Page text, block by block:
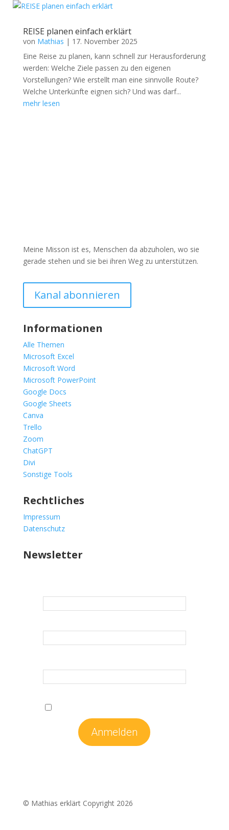
REISE planen einfach erklärt
von Mathias | 17. November 2025
Eine Reise zu planen, kann schnell zur Herausforderung
werden: Welche Ziele passen zu den eigenen
Vorstellungen? Wie erstellt man eine sinnvolle Route?
Welche Unterkünfte eignen sich? Und was darf...
mehr lesen
Meine Misson ist es, Menschen da abzuholen, wo sie
gerade stehen und sie bei ihren Weg zu unterstützen.
Kanal abonnieren
Informationen
Alle Themen
Microsoft Excel
Microsoft Word
Microsoft PowerPoint
Google Docs
Google Sheets
Canva
Trello
Zoom
ChatGPT
Divi
Sonstige Tools
Rechtliches
Impressum
Datenschutz
Newsletter
© Mathias erklärt Copyright 2026